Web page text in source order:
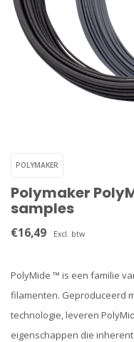
POLYMAKER
Polymaker
samples
€16,49 Excl. btw
PolyMide ™ is een familie
filamenten. Geproduceerd
technologie, leveren
eigenschappen die